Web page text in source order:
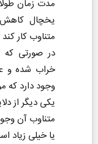
مدت زمان
یخچال کاهش
متناوب کار
در صورتی
خراب شده و
وجود دارد که
یکی دیگر از
متناوب آن
یا خیلی زیاد